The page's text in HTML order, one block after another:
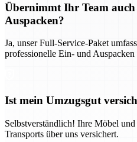
Übernimmt Ihr Team
Auspacken?
Ja, unser Full-Service-Paket
professionelle Ein- und
Ist mein Umzugsgut
Selbstverständlich! Ihre Möbel
Transports über uns versichert.